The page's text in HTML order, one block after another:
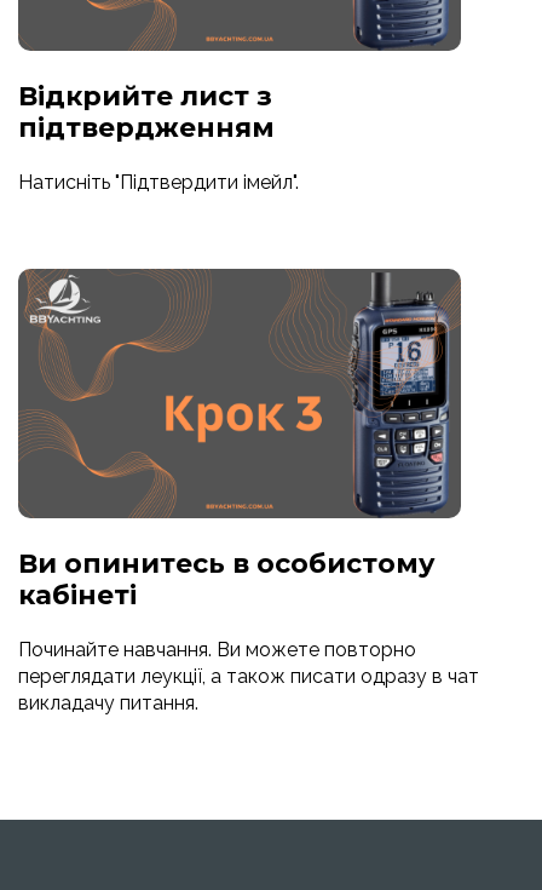
Відкрийте лист з
підтвердженням
Натисніть "Підтвердити імейл".
Ви опинитесь в особистому
кабінеті
Починайте навчання. Ви можете повторно
переглядати леукції, а також писати одразу в чат
викладачу питання.